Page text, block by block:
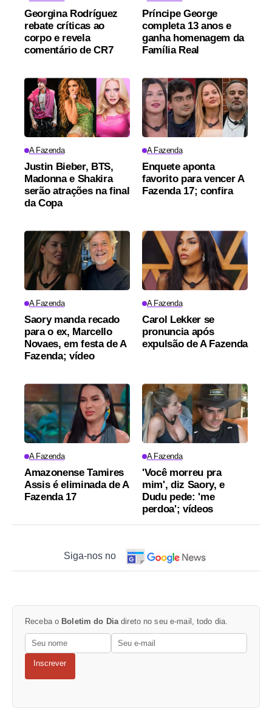
Georgina Rodríguez
rebate críticas ao
corpo e revela
comentário de CR7
Príncipe George
completa 13 anos e
ganha homenagem da
Família Real
A Fazenda
Justin Bieber, BTS,
Madonna e Shakira
serão atrações na final
da Copa
A Fazenda
Enquete aponta
favorito para vencer A
Fazenda 17; confira
A Fazenda
Saory manda recado
para o ex, Marcello
Novaes, em festa de A
Fazenda; vídeo
A Fazenda
Carol Lekker se
pronuncia após
expulsão de A Fazenda
A Fazenda
Amazonense Tamires
Assis é eliminada de A
Fazenda 17
A Fazenda
'Você morreu pra
mim', diz Saory, e
Dudu pede: 'me
perdoa'; vídeos
Siga-nos no
Receba o Boletim do Dia direto no seu e-mail, todo dia.
Inscrever